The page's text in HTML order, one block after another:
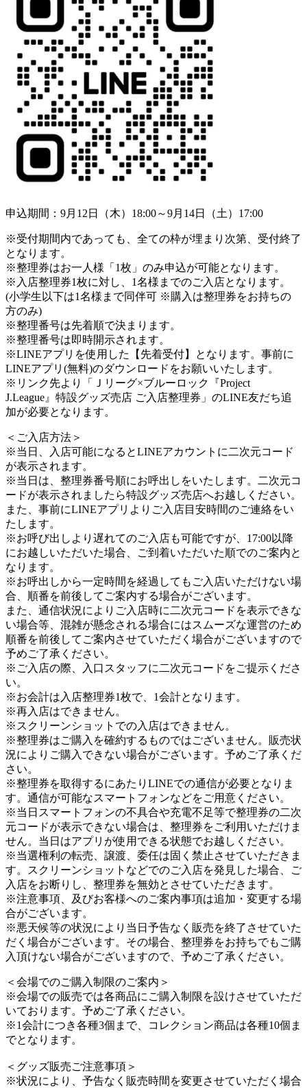
申込期間：9月12日（木）18:00～9月14日（土）17:00
※受付期間内であっても、全ての枠が埋まり次第、受付終了
となります。
※整理券はお一人様「1枚」のみ申込が可能となります。
※入店整理券1枚に対し、1名様までのご入店となります。
(小学生以下は1名様まで同伴可 ※購入は整理券をお持ちの
方のみ)
※整理番号は先着順で決まります。
※整理番号は即時開示されます。
※LINEアプリを使用した【先着受付】となります。事前に
LINEアプリ(無料)のダウンロードをお願いいたします。
※リンク先より「Ｊリーグ×ブルーロック『Project
J.League』特設グッズ売店 ご入店整理券」のLINE友だち追
加が必要となります。
＜ご入店方法＞
※当日、入店可能になるとLINEアカウントに二次元コード
が表示されます。
※当日は、整理券番号順にお呼出しをいたします。二次元コ
ードが表示されましたら特設グッズ売店へお越しください。
また、事前にLINEアプリよりご入店目安時間のご連絡をい
たします。
※お呼び出しより遅れてのご入店も可能ですが、17:00以降
にお越しいただいた場合、ご到着いただいた順でのご案内と
なります。
※お呼出しから一定時間を経過してもご入店いただけない場
合、順番を前後してご案内する場合がございます。
また、通信状況によりご入店時に二次元コードを表示できな
い場合等、混雑が懸念される場合にはスムーズな運営のため
順番を前後してご案内させていただく場合がございますので
予めご了承ください。
※ご入店の際、入口スタッフに二次元コードをご提示くださ
い。
※お会計は入店整理券1枚で、1会計となります。
※再入店はできません。
※スクリーンショットでの入店はできません。
※整理券はご購入を確約するものではございません。販売状
況によりご購入できない場合がございます。予めご了承くだ
さい。
※整理券を取得するにあたりLINEでの通信が必要となりま
す。通信が可能なスマートフォンなどをご用意ください。
※当日スマートフォンの不具合や充電不足等で整理券の二次
元コードが表示できない場合は、整理券をご利用いただけま
せん。当日はアプリが使用できる状態でお越しください。
※当選権利の転売、譲渡、委任は固く禁止させていただきま
す。スクリーンショットなどでのご入店を発見した場合、ご
入店をお断りし、整理券を無効とさせていただきます。
※注意事項、及びお客様へのご案内事項は追加・変更する場
合がございます。
※悪天候等の状況により当日予告なく販売を終了させていた
だく場合がございます。その場合、整理券をお持ちでもご購
入頂けない場合がございますので、予めご了承ください。
＜会場でのご購入制限のご案内＞
※会場での販売では各商品にご購入制限を設けさせていただ
いております。予めご了承ください。
※1会計につき各種3個まで、コレクション商品は各種10個ま
でとなります。
＜グッズ販売ご注意事項＞
※状況により、予告なく販売時間を変更させていただく場合